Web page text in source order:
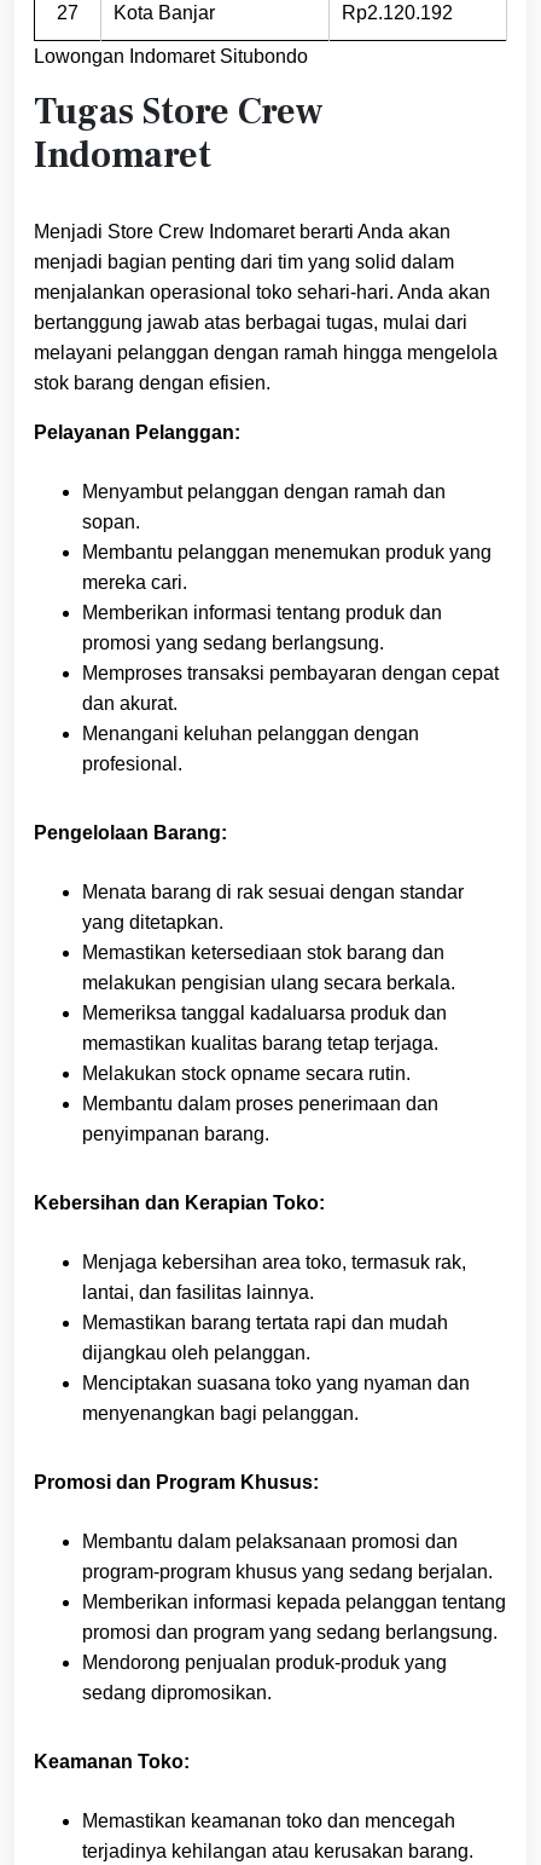
27 Kota Banjar Rp2.120.192
Lowongan Indomaret Situbondo
Tugas Store Crew
Indomaret
Menjadi Store Crew Indomaret berarti Anda akan
menjadi bagian penting dari tim yang solid dalam
menjalankan operasional toko sehari-hari. Anda akan
bertanggung jawab atas berbagai tugas, mulai dari
melayani pelanggan dengan ramah hingga mengelola
stok barang dengan efisien.
Pelayanan Pelanggan:
Menyambut pelanggan dengan ramah dan
sopan.
Membantu pelanggan menemukan produk yang
mereka cari.
Memberikan informasi tentang produk dan
promosi yang sedang berlangsung.
Memproses transaksi pembayaran dengan cepat
dan akurat.
Menangani keluhan pelanggan dengan
profesional.
Pengelolaan Barang:
Menata barang di rak sesuai dengan standar
yang ditetapkan.
Memastikan ketersediaan stok barang dan
melakukan pengisian ulang secara berkala.
Memeriksa tanggal kadaluarsa produk dan
memastikan kualitas barang tetap terjaga.
Melakukan stock opname secara rutin.
Membantu dalam proses penerimaan dan
penyimpanan barang.
Kebersihan dan Kerapian Toko:
Menjaga kebersihan area toko, termasuk rak,
lantai, dan fasilitas lainnya.
Memastikan barang tertata rapi dan mudah
dijangkau oleh pelanggan.
Menciptakan suasana toko yang nyaman dan
menyenangkan bagi pelanggan.
Promosi dan Program Khusus:
Membantu dalam pelaksanaan promosi dan
program-program khusus yang sedang berjalan.
Memberikan informasi kepada pelanggan tentang
promosi dan program yang sedang berlangsung.
Mendorong penjualan produk-produk yang
sedang dipromosikan.
Keamanan Toko:
Memastikan keamanan toko dan mencegah
terjadinya kehilangan atau kerusakan barang.